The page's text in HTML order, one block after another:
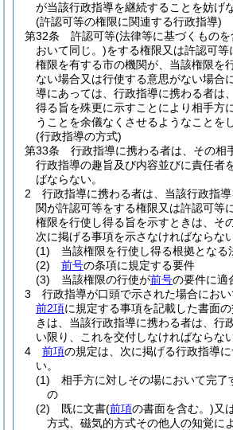
が当該行政指導を継続することを妨げな
(許認可等の権限に関連する行政指導)
第32条
許認可等(法律等に基づくもの
おいて同じ。)をする権限又は許認可
権限を有する市の機関が、当該権限を
ない場合又は行使する意思がない場合
導にあっては、行政指導に携わる者は
得る旨を殊更に示すことにより相手方
うことを余儀なくさせるようなことを
(行政指導の方式)
第33条
行政指導に携わる者は、その相
行政指導の趣旨及び内容並びに責任者
ばならない。
2
行政指導に携わる者は、当該行政指
関が許認可等をする権限又は許認可等
権限を行使し得る旨を示すときは、そ
次に掲げる事項を示さなければならない
(1)
当該権限を行使し得る根拠となる
(2)
前号の条項に規定する要件
(3)
当該権限の行使が前号の要件に適
3
行政指導が口頭で示された場合にお
前2項に規定する事項を記載した書面
きは、当該行政指導に携わる者は、行
い限り、これを交付しなければならない
4
前項の規定は、次に掲げる行政指導
い。
(1)
相手方に対しその場において完了
の
(2)
既に文書(前項の書面を含む。)又
方式、磁気的方式その他人の知覚に